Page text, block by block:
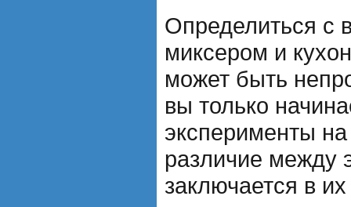
Определиться с
миксером и
может быть
вы только
эксперименты
различие между
заключается в